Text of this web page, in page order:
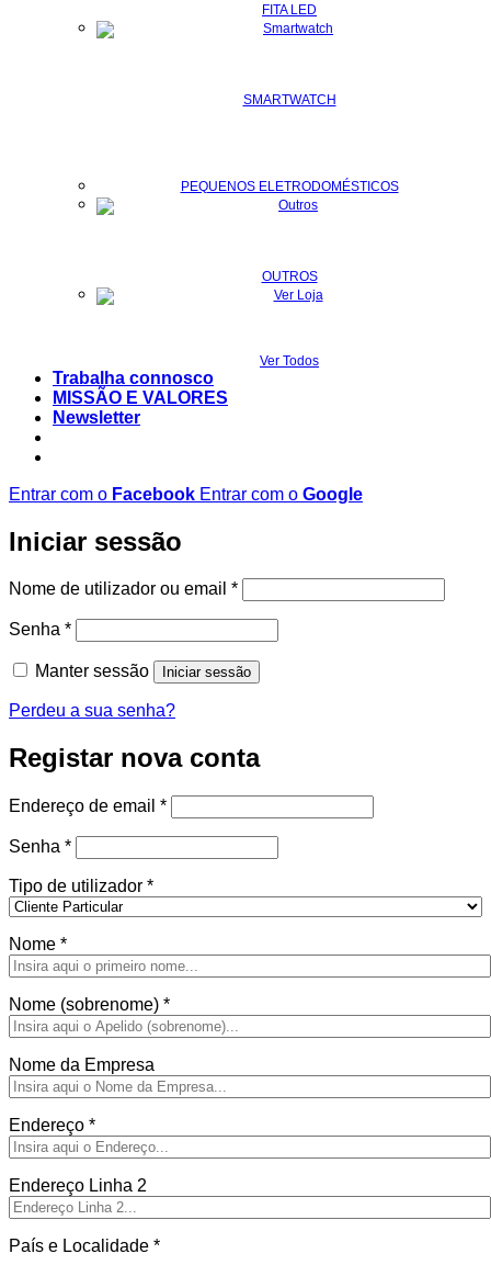
FITA LED
SMARTWATCH
PEQUENOS ELETRODOMÉSTICOS
OUTROS
Ver Todos
Trabalha connosco
MISSÃO E VALORES
Newsletter
Entrar com o Facebook Entrar com o Google
Iniciar sessão
Nome de utilizador ou email *Obrigatório
Senha *Obrigatório
Manter sessão Iniciar sessão
Perdeu a sua senha?
Registar nova conta
Endereço de email *Obrigatório
Senha *Obrigatório
Tipo de utilizador *
Nome *
Nome (sobrenome) *
Nome da Empresa
Endereço *
Endereço Linha 2
País e Localidade *